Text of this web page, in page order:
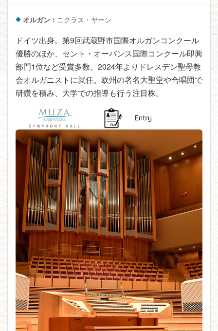
オルガン： ニクラス・ヤーン
ドイツ出身。第9回武蔵野市国際オルガンコンクール
優勝のほか、セント・オーバンス国際コンクール即興
部門1位など受賞多数。2024年よりドレスデン聖母教
会オルガニストに就任。欧州の著名大聖堂や合唱団で
研鑽を積み、大学での指導も行う注目株。